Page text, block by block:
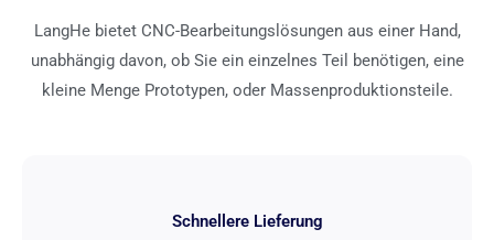
LangHe bietet CNC-Bearbeitungslösungen aus einer Hand,
unabhängig davon, ob Sie ein einzelnes Teil benötigen, eine
kleine Menge Prototypen, oder Massenproduktionsteile.
Schnellere Lieferung